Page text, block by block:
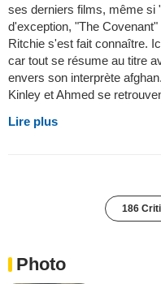
ses derniers films, même si
d'exception, "The
Ritchie s'est fait connaître.
car tout se résume au titre
envers son interprète
Kinley et Ahmed se
Lire plus
186
Photo